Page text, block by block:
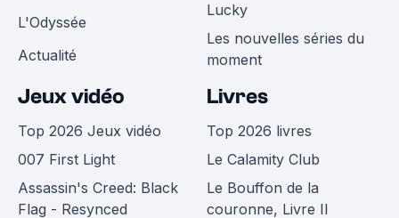
L'Odyssée
Actualité
Lucky
Les nouvelles séries du
moment
Jeux vidéo
Top 2026 Jeux vidéo
007 First Light
Assassin's Creed: Black
Flag - Resynced
Livres
Top 2026 livres
Le Calamity Club
Le Bouffon de la
couronne, Livre II